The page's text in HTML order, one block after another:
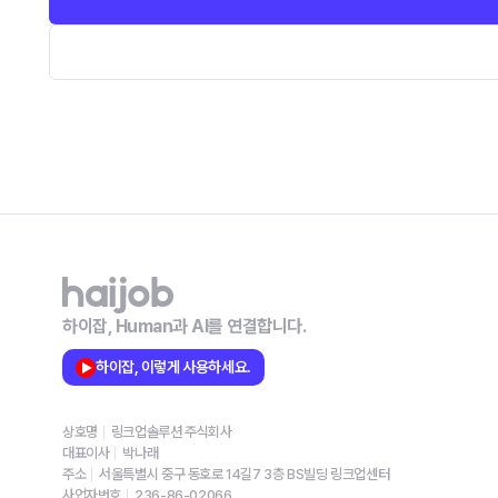
하이잡, Human과 AI를 연결합니다.
하이잡, 이렇게 사용하세요.
상호명
링크업솔루션 주식회사
대표이사
박나래
주소
서울특별시 중구 동호로 14길7 3층 BS빌딩 링크업센터